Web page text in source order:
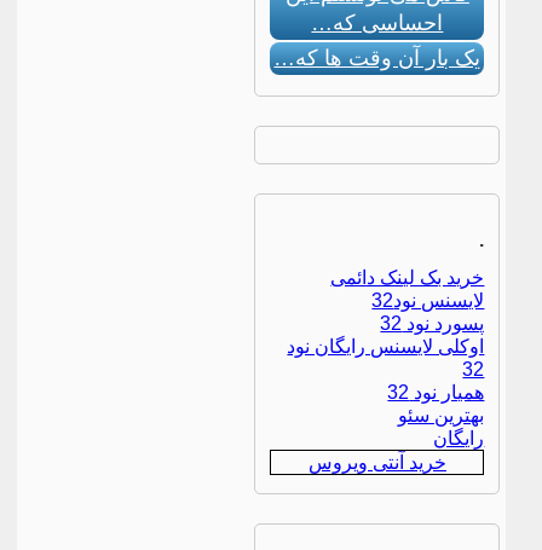
احساسی که…
یک بار آن وقت ها که…
.
خرید بک لینک دائمی
لایسنس نود32
پسورد نود 32
اوکلی لایسنس رایگان نود
32
همیار نود 32
بهترین سئو
رایگان
خرید آنتی ویروس